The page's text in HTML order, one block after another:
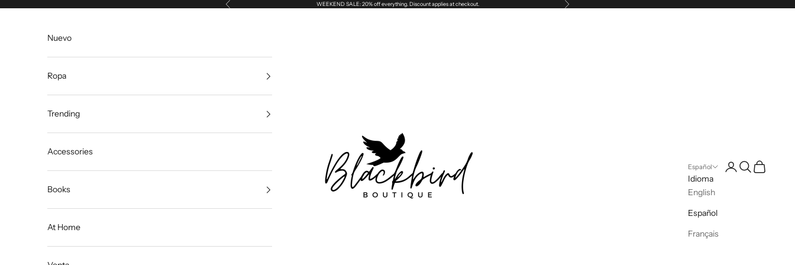
Ir al contenido Anterior WEEKEND SALE: 20% off everything. Discount applies at checkout. Siguiente
Blackbird Boutique
Español
Idioma
English
Español
Français
Iniciar sesión
Buscar
Cesta
Nuevo
Ropa
Trending
Accessories
Books
At Home